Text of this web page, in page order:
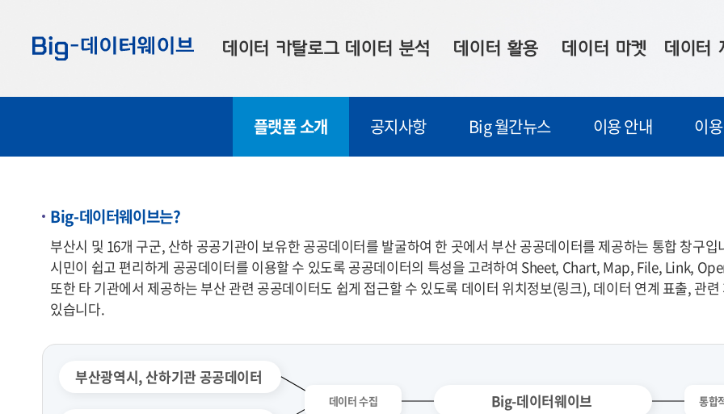
기
기
기
데이터 카탈로그
부산데이터
데이터 오류 신고
데이터 분석
우수사례
데이터 활용
시각화 서비스
데이터 마켓
맞춤형 의뢰
마켓 이용 안내
데이터
데이터 현황
플랫폼 소개 공지사항 Big 월간뉴스 이용 안내 이
Big-데이터웨이브는?
부산시 및 16개 구군, 산하 공공기관이 보유한 공공데이터를 발굴하여 한 곳에서 부산 공공데이터를 제공하는 통합 창구입
시민이 쉽고 편리하게 공공데이터를 이용할 수 있도록 공공데이터의 특성을 고려하여 Sheet, Chart, Map, File, Link,
또한 타 기관에서 제공하는 부산 관련 공공데이터도 쉽게 접근할 수 있도록 데이터 위치정보(링크), 데이터 연계 표출, 관
있습니다.
부산광역시, 산하기관 공공데이터
Big-데이터웨이브